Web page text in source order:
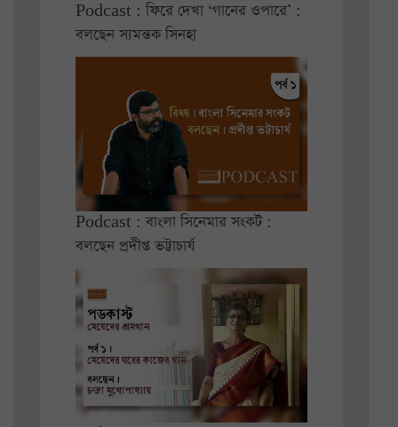
Podcast : ফিরে দেখা ‘গানের ওপারে’ :
বলছেন স্যমন্তক সিনহা
Podcast : বাংলা সিনেমার সংকট :
বলছেন প্রদীপ্ত ভট্টাচার্য